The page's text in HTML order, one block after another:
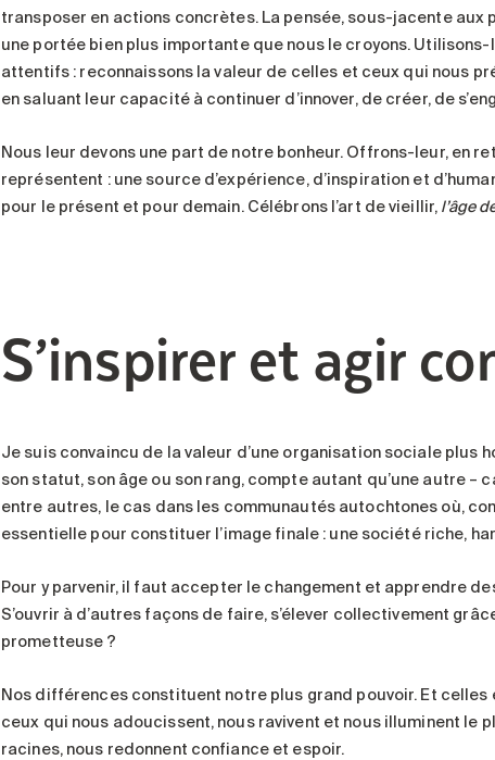
transposer en actions concrètes. La pensée, sous-jacente
une portée bien plus importante que nous le croyons.
attentifs : reconnaissons la valeur de celles et ceux qui nous
en saluant leur capacité à continuer d’innover, de créer, de
Nous leur devons une part de notre bonheur. Offrons-leur, en
représentent : une source d’expérience, d’inspiration et
pour le présent et pour demain. Célébrons l’art de vieillir, l’âge
S’inspirer et agir
Je suis convaincu de la valeur d’une organisation sociale plus
son statut, son âge ou son rang, compte autant qu’une autre –
entre autres, le cas dans les communautés autochtones où,
essentielle pour constituer l’image finale : une société riche,
Pour y parvenir, il faut accepter le changement et apprendre
S’ouvrir à d’autres façons de faire, s’élever collectivement
prometteuse ?
Nos différences constituent notre plus grand pouvoir. Et
ceux qui nous adoucissent, nous ravivent et nous illuminent le
racines, nous redonnent confiance et espoir.